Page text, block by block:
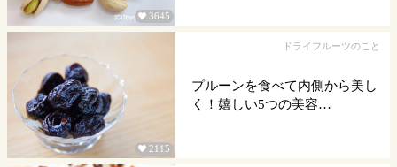
 3645
 2115
ドライフルーツのこと
プルーンを食べて内側から美し
く！嬉しい5つの美容…